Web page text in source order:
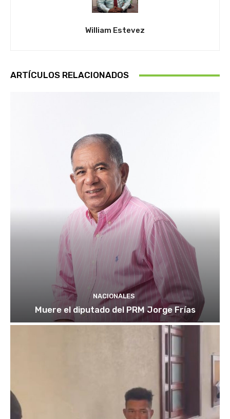
William Estevez
ARTÍCULOS RELACIONADOS
NACIONALES
Muere el diputado del PRM Jorge Frías